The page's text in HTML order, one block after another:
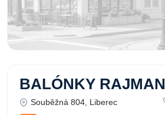
BALÓNKY RAJMAN
Souběžná 804, Liberec